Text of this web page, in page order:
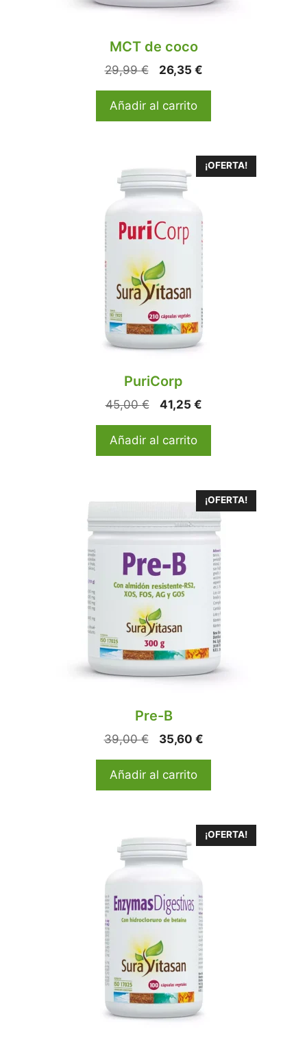
MCT de coco
29,99€ 26,35 €
Añadir al carrito
¡OFERTA!
PuriCorp
45,00€ 41,25 €
Añadir al carrito
¡OFERTA!
Pre-B
39,00€ 35,60 €
Añadir al carrito
¡OFERTA!